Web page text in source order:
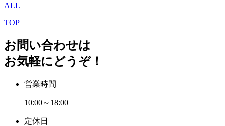
ALL
TOP
お問い合わせは
お気軽にどうぞ！
営業時間
10:00～18:00
定休日